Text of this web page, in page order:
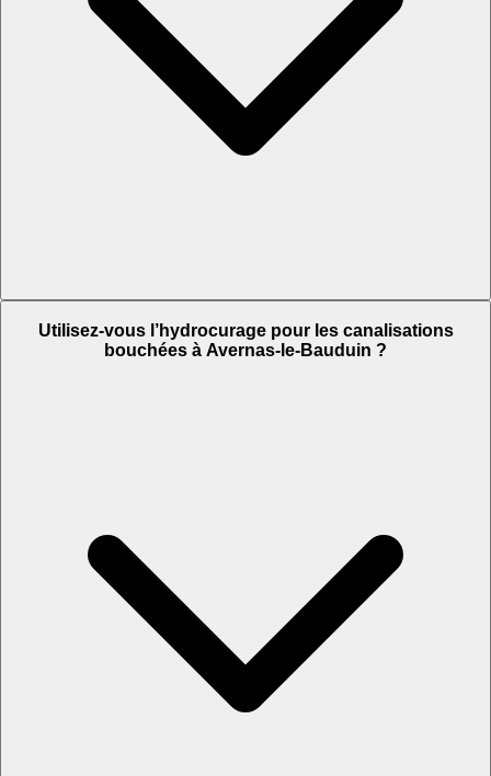
Utilisez-vous l’hydrocurage pour les canalisations
bouchées à Avernas-le-Bauduin ?